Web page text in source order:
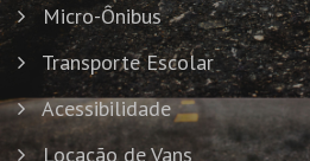
Micro-Ônibus
Transporte Escolar
Acessibilidade
Locação de Vans